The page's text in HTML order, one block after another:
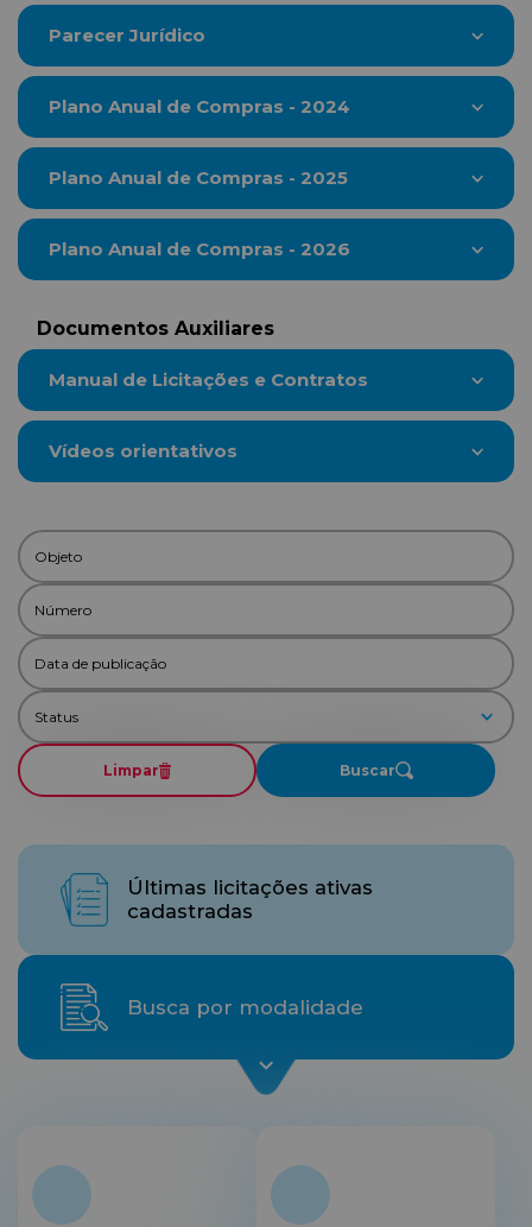
Parecer Jurídico
Plano Anual de Compras - 2024
Plano Anual de Compras - 2025
Plano Anual de Compras - 2026
Documentos Auxiliares
Manual de Licitações e Contratos
Vídeos orientativos
Limpar Buscar
Busca por modalidade
Últimas licitações ativas
cadastradas